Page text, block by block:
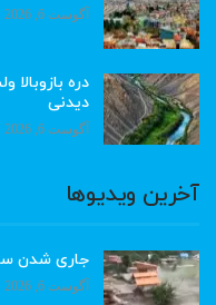
آگوست 6, 2026
دره بازوبالا
دیدنی
آگوست 6, 2026
آخرین ویدیوها
جاری شدن
آگوست 6, 2026